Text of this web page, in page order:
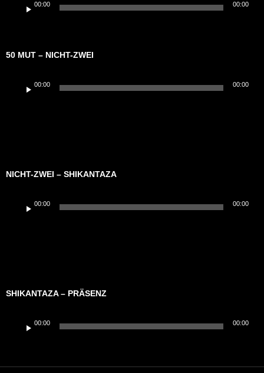
Player
00:00 00:00
50 MUT – NICHT-ZWEI
Player
00:00 00:00
NICHT-ZWEI – SHIKANTAZA
Player
00:00 00:00
SHIKANTAZA – PRÄSENZ
Player
00:00 00:00